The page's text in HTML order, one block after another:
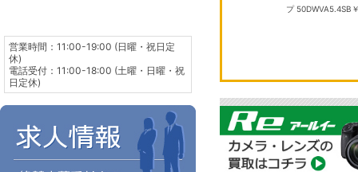
プ 50DWVA5.4SB
営業時間：11:00-19:00 (日曜・祝日定
休)
電話受付：11:00-18:00 (土曜・日曜・祝
日定休)